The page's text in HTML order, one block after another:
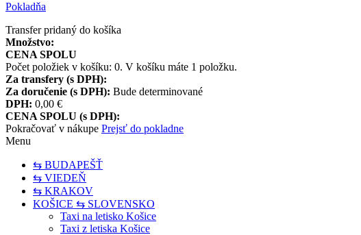
Pokladňa
Transfer pridaný do košíka
Množstvo:
CENA SPOLU
Počet položiek v košíku: 0. V košíku máte 1 položku.
Za transfery (s DPH):
Za doručenie (s DPH): Bude determinované
DPH: 0,00 €
CENA SPOLU (s DPH):
Pokračovať v nákupe Prejsť do pokladne
Menu
⇆ BUDAPEŠŤ
⇆ VIEDEŇ
⇆ KRAKOV
KOŠICE ⇆ SLOVENSKO
Taxi na letisko Košice
Taxi z letiska Košice